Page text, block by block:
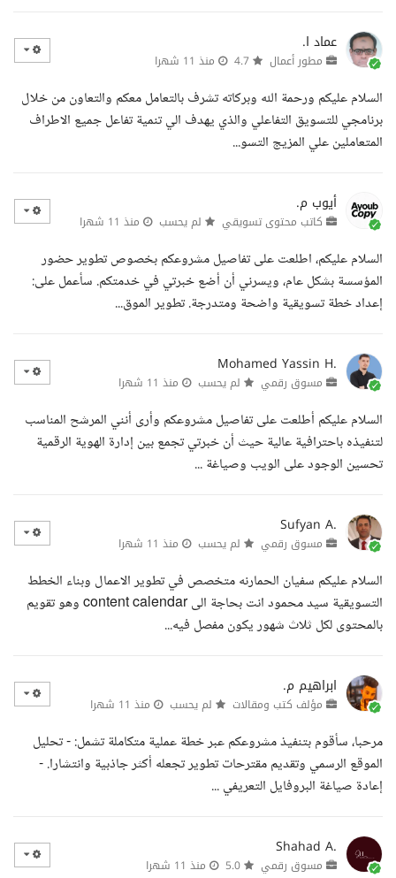
عماد ا.
مطور أعمال منذ 11 شهرا
السلام عليكم ورحمة الله وبركاته تشرف بالتعامل معكم والتعاون من خلال
برنامجي للتسويق التفاعلي والذي يهدف الي تنمية تفاعل جميع الاطراف
المتعاملين علي المزيج التسو...
أيوب م.
كاتب محتوى تسويقي لم يحسب منذ 11 شهرا
السلام عليكم، اطلعت على تفاصيل مشروعكم بخصوص تطوير حضور
المؤسسة بشكل عام، ويسرني أن أضع خبرتي في خدمتكم. سأعمل على:
إعداد خطة تسويقية واضحة ومتدرجة. تطوير الموق...
Mohamed Yassin H.
مسوق رقمي لم يحسب منذ 11 شهرا
السلام عليكم أطلعت على تفاصيل مشروعكم وأرى أنني المرشح المناسب
لتنفيذه باحترافية عالية حيث أن خبرتي تجمع بين إدارة الهوية الرقمية
تحسين الوجود على الويب وصياغة ...
Sufyan A.
مسوق رقمي لم يحسب منذ 11 شهرا
السلام عليكم سفيان الحمارنه متخصص في تطوير الاعمال وبناء الخطط
التسويقية سيد محمود انت بحاجة الى content calendar وهو تقويم
بالمحتوى لكل ثلاث شهور يكون مفصل فيه...
ابراهيم م.
مؤلف كتب ومقالات لم يحسب منذ 11 شهرا
مرحبا، سأقوم بتنفيذ مشروعكم عبر خطة عملية متكاملة تشمل: - تحليل
الموقع الرسمي وتقديم مقترحات تطوير تجعله أكثر جاذبية وانتشارا. -
إعادة صياغة البروفايل التعريفي ...
Shahad A.
مسوق رقمي منذ 11 شهرا